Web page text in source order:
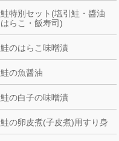
鮭特別セット(塩引鮭・醬油
はらこ・飯寿司)
鮭のはらこ味噌漬
鮭の魚醤油
鮭の白子の味噌漬
鮭の卵皮煮(子皮煮)用すり身